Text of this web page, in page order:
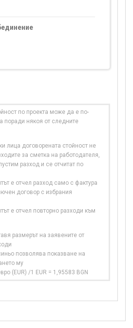
по проекта може да е по-
поради някоя от следните
лица договорената стойност не
за сметка на работодателя,
разход и се отчитат по
е отчел разход само с фактура
договор с избрания
е отчел повторно разходи към
размерът на заявените от
позволява показване на
му
(EUR) /1 EUR = 1,95583 BGN